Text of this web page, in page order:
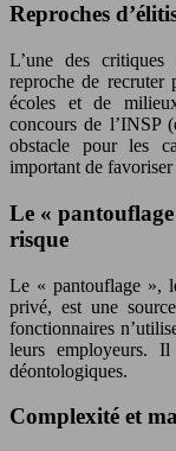
Reproches
L’une des
reproche de recruter
écoles et de
concours de l’INSP
obstacle pour les
important de
Le «
risque
Le « pantouflage »,
privé, est une
fonctionnaires
leurs employeurs.
déontologiques.
Complexité et